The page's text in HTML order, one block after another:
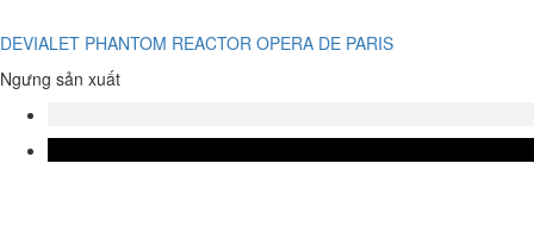
DEVIALET PHANTOM REACTOR OPERA DE PARIS
Ngưng sản xuất